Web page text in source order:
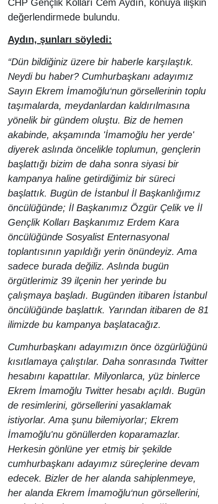
CHP Gençlik Kolları Cem Aydın, konuya ilişkin
değerlendirmede bulundu.
Aydın, şunları söyledi:
“Dün bildiğiniz üzere bir haberle karşılaştık.
Neydi bu haber? Cumhurbaşkanı adayımız
Sayın Ekrem İmamoğlu‘nun görsellerinin toplu
taşımalarda, meydanlardan kaldırılmasına
yönelik bir gündem oluştu. Biz de hemen
akabinde, akşamında 'İmamoğlu her yerde'
diyerek aslında öncelikle toplumun, gençlerin
başlattığı bizim de daha sonra siyasi bir
kampanya haline getirdiğimiz bir süreci
başlattık. Bugün de İstanbul İl Başkanlığımız
öncülüğünde; İl Başkanımız Özgür Çelik ve İl
Gençlik Kolları Başkanımız Erdem Kara
öncülüğünde Sosyalist Enternasyonal
toplantısının yapıldığı yerin önündeyiz. Ama
sadece burada değiliz. Aslında bugün
örgütlerimiz 39 ilçenin her yerinde bu
çalışmaya başladı. Bugünden itibaren İstanbul
öncülüğünde başlattık. Yarından itibaren de 81
ilimizde bu kampanya başlatacağız.
Cumhurbaşkanı adayımızın önce özgürlüğünü
kısıtlamaya çalıştılar. Daha sonrasında Twitter
hesabını kapattılar. Milyonlarca, yüz binlerce
Ekrem İmamoğlu Twitter hesabı açıldı. Bugün
de resimlerini, görsellerini yasaklamak
istiyorlar. Ama şunu bilemiyorlar; Ekrem
İmamoğlu'nu gönüllerden koparamazlar.
Herkesin gönlüne yer etmiş bir şekilde
cumhurbaşkanı adayımız süreçlerine devam
edecek. Bizler de her alanda sahiplenmeye,
her alanda Ekrem İmamoğlu‘nun görsellerini,